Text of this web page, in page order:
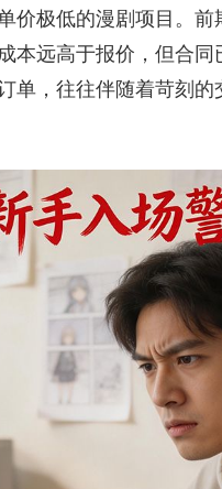
价极低的漫剧项目。
本远高于报价，但合
单，往往伴随着苛刻